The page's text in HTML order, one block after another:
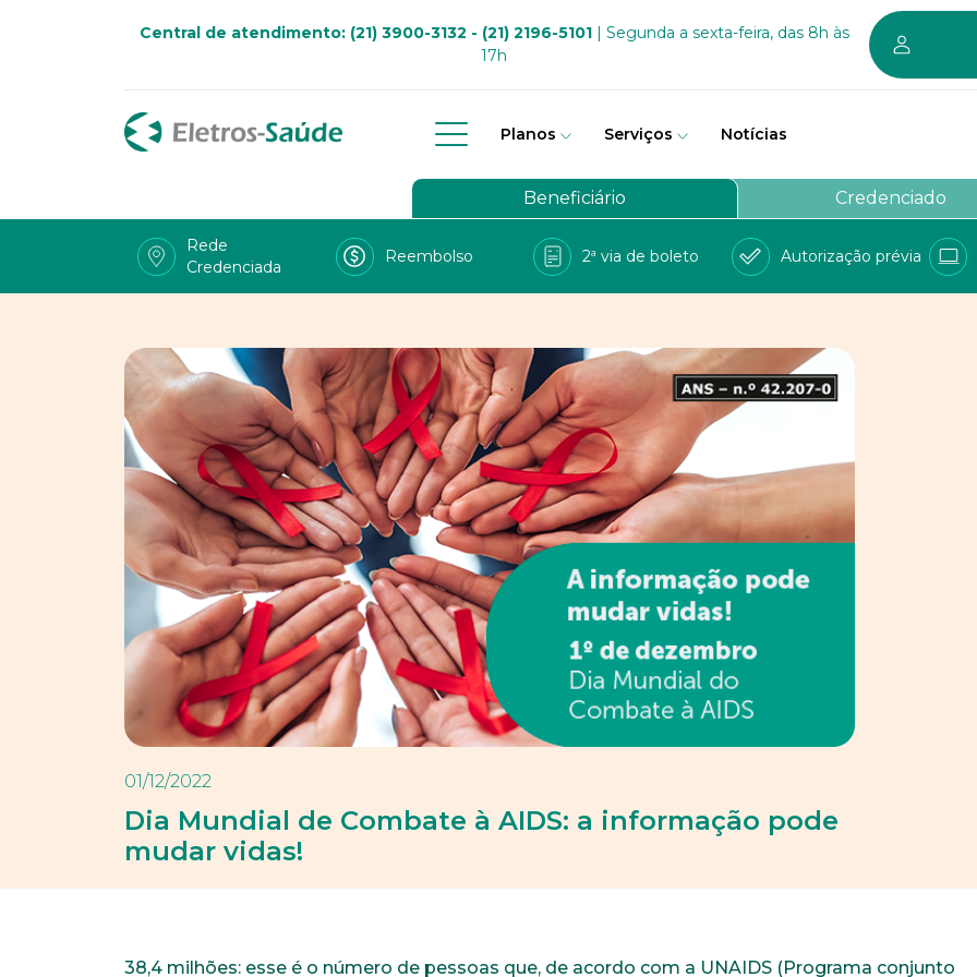
Central de atendimento: (21) 3900-3132 - (21) 2196-5101| Segunda a sexta-feira, das 8h às
17h
Planos Serviços Notícias
Quem somos
Governança
Viva Bem
Trabalhe conosco
LGPD
Uso sustentável dos planos
Beneficiário Credenciado
Rede
Credenciada
Reembolso 2ª via de boleto Autorização prévia
01/12/2022
Dia Mundial de Combate à AIDS: a informação pode
mudar vidas!
38,4 milhões: esse é o número de pessoas que, de acordo com a UNAIDS (Programa conjunto